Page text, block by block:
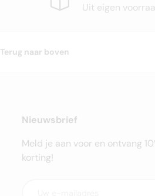
Uit eigen
Terug naar boven
Nieuwsbrief
Meld je aan voor en ontvang
korting!